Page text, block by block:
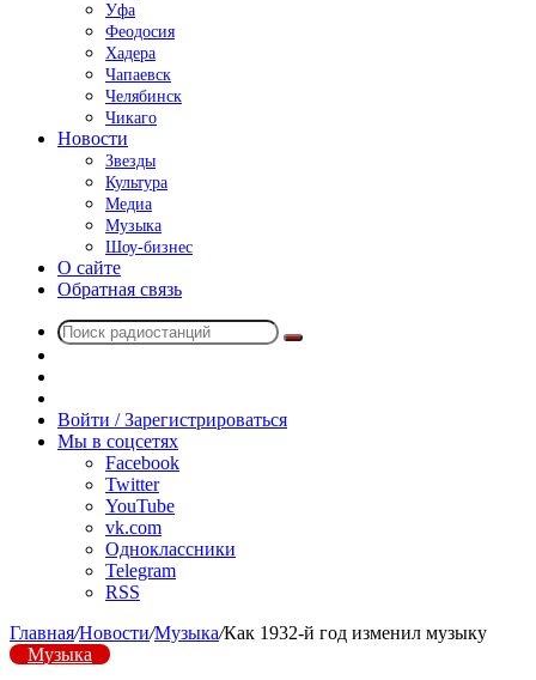
Уфа
Феодосия
Хадера
Чапаевск
Челябинск
Чикаго
Новости
Звезды
Культура
Медиа
Музыка
Шоу-бизнес
О сайте
Обратная связь
Поиск
радио
Войти / Зарегистрироваться
Мы в соцсетях
Facebook
Twitter
YouTube
vk.com
Одноклассники
Telegram
RSS
Главная/Новости/Музыка/Как 1932-й год изменил музыку
Музыка